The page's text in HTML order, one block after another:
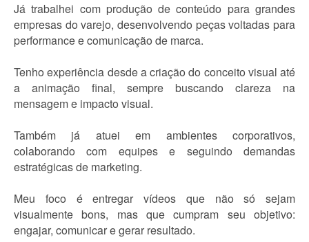
Já trabalhei com produção de conteúdo para grandes
empresas do varejo, desenvolvendo peças voltadas para
performance e comunicação de marca.
Tenho experiência desde a criação do conceito visual até
a animação final, sempre buscando clareza na
mensagem e impacto visual.
Também já atuei em ambientes corporativos,
colaborando com equipes e seguindo demandas
estratégicas de marketing.
Meu foco é entregar vídeos que não só sejam
visualmente bons, mas que cumpram seu objetivo:
engajar, comunicar e gerar resultado.